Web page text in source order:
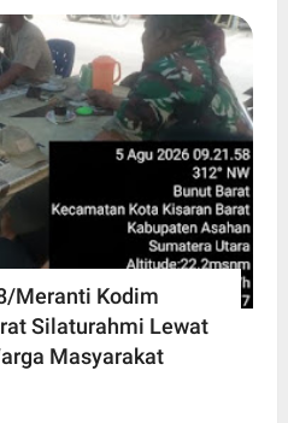
Meranti Kodim
Silaturahmi Lewat
Masyarakat